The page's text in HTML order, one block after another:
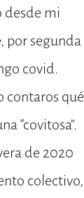
desde mi
por segunda
covid.
contaros qué
“covitosa”.
de 2020
colectivo,